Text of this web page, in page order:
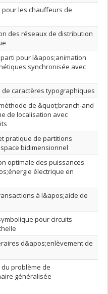
les chauffeurs de
des réseaux de distribution
pour l&apos;animation
synchronisée avec
caractères typographiques
de &quot;branch-and
de localisation avec
pratique de partitions
bidimensionnel
optimale des puissances
électrique en
à l&apos;aide de
pour circuits
d&apos;enlèvement de
problème de
généralisée